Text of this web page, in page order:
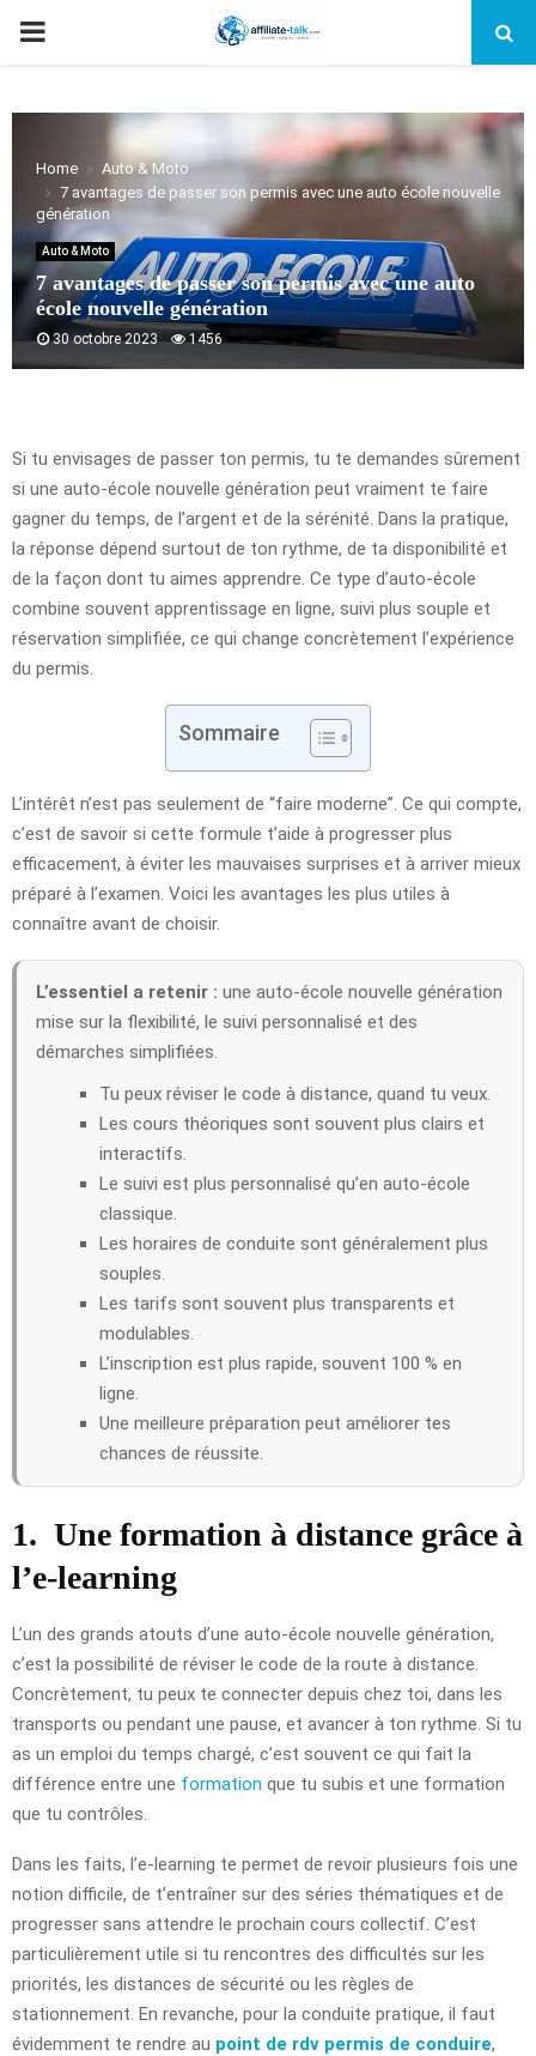
PRIMARY
Home
Auto & Moto
7 avantages de passer son permis avec une auto école nouvelle
génération
Auto & Moto
7 avantages de passer son permis avec une auto
école nouvelle génération
30 octobre 2023 1456
Si tu envisages de passer ton permis, tu te demandes sûrement
si une auto-école nouvelle génération peut vraiment te faire
gagner du temps, de l’argent et de la sérénité. Dans la pratique,
la réponse dépend surtout de ton rythme, de ta disponibilité et
de la façon dont tu aimes apprendre. Ce type d’auto-école
combine souvent apprentissage en ligne, suivi plus souple et
réservation simplifiée, ce qui change concrètement l’expérience
du permis.
Sommaire
L’intérêt n’est pas seulement de “faire moderne”. Ce qui compte,
c’est de savoir si cette formule t’aide à progresser plus
efficacement, à éviter les mauvaises surprises et à arriver mieux
préparé à l’examen. Voici les avantages les plus utiles à
connaître avant de choisir.
L’essentiel a retenir : une auto-école nouvelle génération
mise sur la flexibilité, le suivi personnalisé et des
démarches simplifiées.
Tu peux réviser le code à distance, quand tu veux.
Les cours théoriques sont souvent plus clairs et
interactifs.
Le suivi est plus personnalisé qu’en auto-école
classique.
Les horaires de conduite sont généralement plus
souples.
Les tarifs sont souvent plus transparents et
modulables.
L’inscription est plus rapide, souvent 100 % en
ligne.
Une meilleure préparation peut améliorer tes
chances de réussite.
1. Une formation à distance grâce à
l’e-learning
L’un des grands atouts d’une auto-école nouvelle génération,
c’est la possibilité de réviser le code de la route à distance.
Concrètement, tu peux te connecter depuis chez toi, dans les
transports ou pendant une pause, et avancer à ton rythme. Si tu
as un emploi du temps chargé, c’est souvent ce qui fait la
différence entre une formation que tu subis et une formation
que tu contrôles.
Dans les faits, l’e-learning te permet de revoir plusieurs fois une
notion difficile, de t’entraîner sur des séries thématiques et de
progresser sans attendre le prochain cours collectif. C’est
particulièrement utile si tu rencontres des difficultés sur les
priorités, les distances de sécurité ou les règles de
stationnement. En revanche, pour la conduite pratique, il faut
évidemment te rendre au point de rdv permis de conduire,